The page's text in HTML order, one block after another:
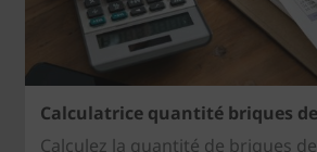
Calculatrice quantité briques
Calculez la quantité de briques